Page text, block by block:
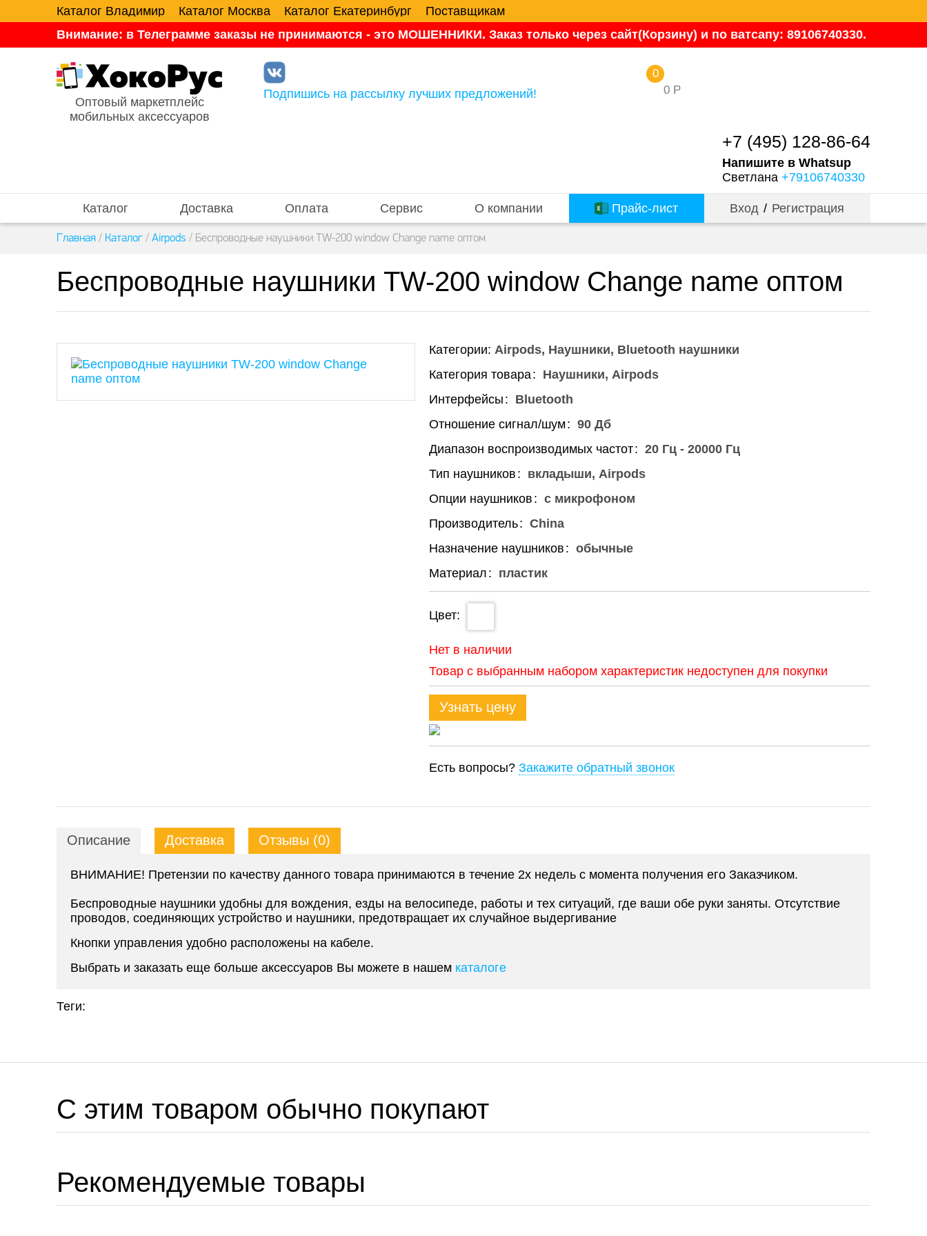
Каталог Владимир Каталог Москва Каталог Екатеринбург
Поставщикам
Внимание: в Телеграмме заказы не принимаются - это МОШЕННИКИ. Заказ только через сайт(Корзину) и по ватсапу: 89106740330.
Оптовый маркетплейс
мобильных аксессуаров
Подпишись на рассылку лучших предложений! 0 Р
0
+7 (495) 128-86-64
Напишите в Whatsup
Светлана +79106740330
Каталог Доставка Оплата Сервис О компании Прайс-лист Вход / Регистрация
Главная / Каталог / Airpods / Беспроводные наушники TW-200 window Change name оптом
Беспроводные наушники TW-200 window Change name оптом
Категории: Airpods Наушники Bluetooth наушники
Категория товара
Наушники, Airpods
Интерфейсы
Bluetooth
Отношение сигнал/шум 90 Дб
Диапазон воспроизводимых частот 20 Гц - 20000 Гц
Тип наушников
вкладыши, Airpods
Опции наушников с микрофоном
Производитель China
Назначение наушников обычные
Материал
пластик
Цвет
Нет в наличии
Товар с выбранным набором характеристик недоступен для покупки
Узнать цену
Есть вопросы? Закажите обратный звонок
Описание Доставка Отзывы (0)
ВНИМАНИЕ! Претензии по качеству данного товара принимаются в течение 2х недель с момента получения его Заказчиком.
Беспроводные наушники удобны для вождения, езды на велосипеде, работы и тех ситуаций, где ваши обе руки заняты. Отсутствие
проводов, соединяющих устройство и наушники, предотвращает их случайное выдергивание
Кнопки управления удобно расположены на кабеле.
Выбрать и заказать еще больше аксессуаров Вы можете в нашем каталоге
Теги:
C этим товаром обычно покупают
Рекомендуемые товары